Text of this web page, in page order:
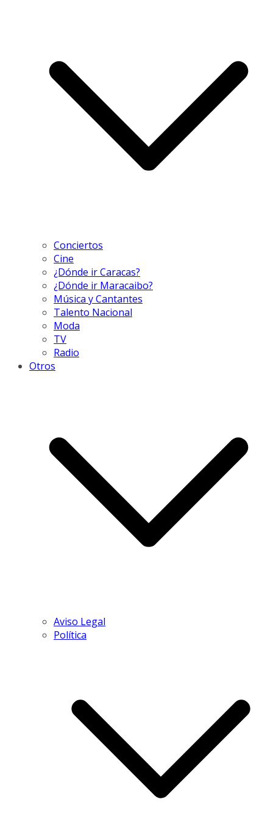
Conciertos
Cine
¿Dónde ir Caracas?
¿Dónde ir Maracaibo?
Música y Cantantes
Talento Nacional
Moda
TV
Radio
Otros
Aviso Legal
Política